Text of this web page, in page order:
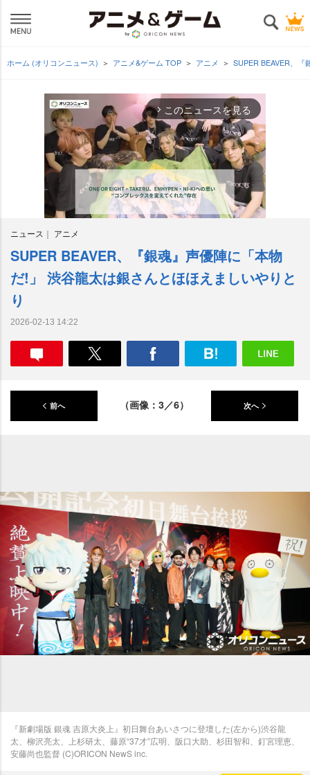
ホーム (オリコンニュース) アニメ&ゲーム TOP アニメ SUPER BEAVER、
arrow_forward_ios このニュースを見る
M
u
t
ニュース アニメ
SUPER BEAVER、『銀魂』声優陣に「本物
だ!」 渋谷龍太は銀さんとほほえましいやりと
り
2026-02-13 14:22
前へ （画像：3／6） 次へ
『新劇場版 銀魂 吉原大炎上』初日舞台あいさつに登壇した(左から)渋谷龍
太、柳沢亮太、上杉研太、藤原“37才”広明、阪口大助、杉田智和、釘宮理恵、
安藤尚也監督 (C)ORICON NewS inc.